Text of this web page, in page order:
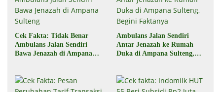
Cek Fakta: Tidak Benar
Ambulans Jalan Sendiri
Bawa Jenazah di Ampana
Ambulans Jalan Sendiri
Antar Jenazah ke Rumah
Duka di Ampana Sulteng,